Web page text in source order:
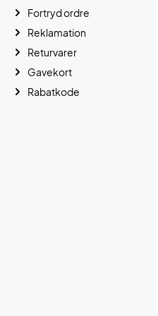
Fortryd ordre
Reklamation
Returvarer
Gavekort
Rabatkode